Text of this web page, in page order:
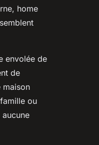
home
envolée de
de
maison
ou